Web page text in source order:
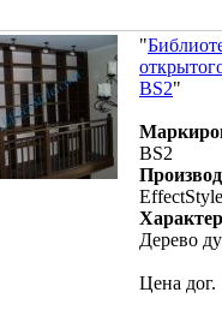
"
BS2"
BS2
EffectStyle
Дерево
Цена дог.